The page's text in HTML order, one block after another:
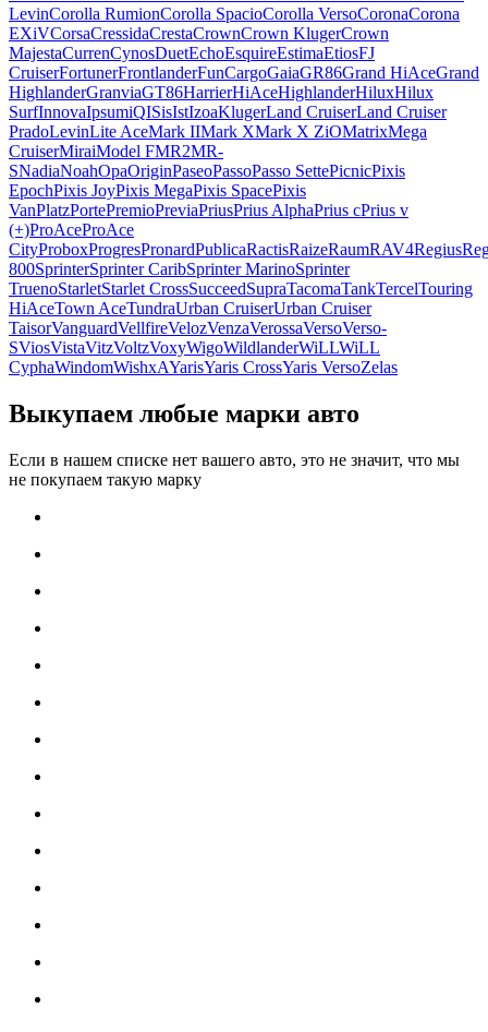
LevinCorolla RumionCorolla SpacioCorolla VersoCoronaCorona
EXiVCorsaCressidaCrestaCrownCrown KlugerCrown
MajestaCurrenCynosDuetEchoEsquireEstimaEtiosFJ
CruiserFortunerFrontlanderFunCargoGaiaGR86Grand HiAceGrand
HighlanderGranviaGT86HarrierHiAceHighlanderHiluxHilux
SurfInnovaIpsumiQISisIstIzoaKlugerLand CruiserLand Cruiser
PradoLevinLite AceMark IIMark XMark X ZiOMatrixMega
CruiserMiraiModel FMR2MR-
SNadiaNoahOpaOriginPaseoPassoPasso SettePicnicPixis
EpochPixis JoyPixis MegaPixis SpacePixis
VanPlatzPortePremioPreviaPriusPrius AlphaPrius cPrius v
(+)ProAceProAce
CityProboxProgresPronardPublicaRactisRaizeRaumRAV4Regius
800SprinterSprinter CaribSprinter MarinoSprinter
TruenoStarletStarlet CrossSucceedSupraTacomaTankTercelTouring
HiAceTown AceTundraUrban CruiserUrban Cruiser
TaisorVanguardVellfireVelozVenzaVerossaVersoVerso-
SViosVistaVitzVoltzVoxyWigoWildlanderWiLLWiLL
CyphaWindomWishxAYarisYaris CrossYaris VersoZelas
Выкупаем любые марки авто
Если в нашем списке нет вашего авто, это не значит, что мы
не покупаем такую марку